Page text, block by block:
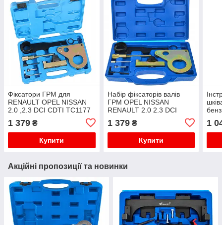
Фіксатори ГРМ для
RENAULT OPEL NISSAN
2.0 ,2.3 DCI CDTI TC1177
Фіксатор валу RENAULT
2.0, 2.3 DCI
1 379 ₴
Купити
Набір фіксаторів валів
ГРМ OPEL NISSAN
RENAULT 2.0 2.3 DCI
1 379₴
Купити
1.2
1
Акційні пропозиції та новинки